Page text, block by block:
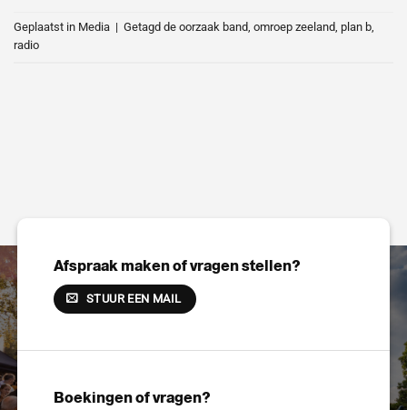
Geplaatst in Media | Getagd de oorzaak band omroep zeeland plan b
radio
Afspraak maken of vragen stellen?
STUUR EEN MAIL
Boekingen of vragen?